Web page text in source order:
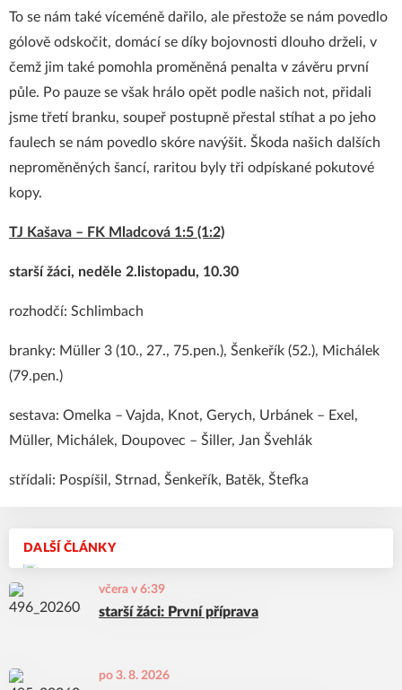
DALŠÍ ČLÁNKY
včera v 6:39
starší žáci: První příprava
po 3. 8. 2026
To se nám také víceméně dařilo, ale přestože se nám povedlo
gólově odskočit, domácí se díky bojovnosti dlouho drželi, v
čemž jim také pomohla proměněná penalta v závěru první
půle. Po pauze se však hrálo opět podle našich not, přidali
jsme třetí branku, soupeř postupně přestal stíhat a po jeho
faulech se nám povedlo skóre navýšit. Škoda našich dalších
neproměněných šancí, raritou byly tři odpískané pokutové
kopy.
TJ Kašava – FK Mladcová 1:5 (1:2)
starší žáci, neděle 2.listopadu, 10.30
rozhodčí: Schlimbach
branky: Müller 3 (10., 27., 75.pen.), Šenkeřík (52.), Michálek
(79.pen.)
sestava: Omelka – Vajda, Knot, Gerych, Urbánek – Exel,
Müller, Michálek, Doupovec – Šiller, Jan Švehlák
střídali: Pospíšil, Strnad, Šenkeřík, Batěk, Štefka